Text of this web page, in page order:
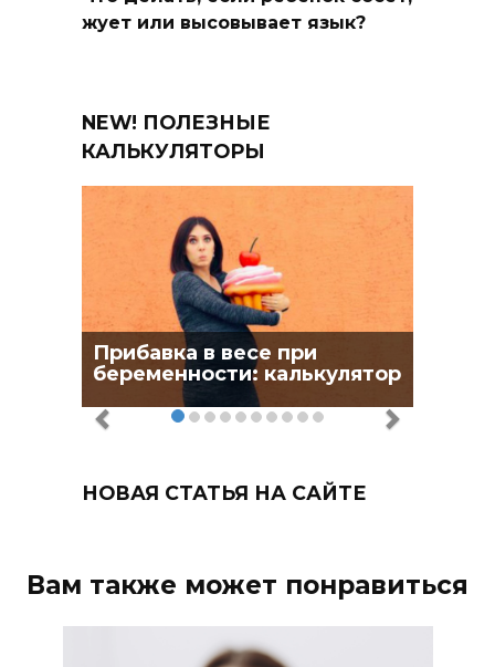
жует или высовывает язык?
NEW! ПОЛЕЗНЫЕ
КАЛЬКУЛЯТОРЫ
Прибавка в весе при
беременности: калькулятор
НОВАЯ СТАТЬЯ НА САЙТЕ
Вам также может понравиться